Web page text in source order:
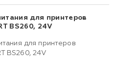
для принтеров
BS260, 24V
для принтеров
BS260, 24V